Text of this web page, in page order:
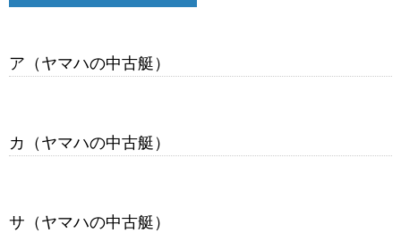
ア（ヤマハの中古艇）
カ（ヤマハの中古艇）
サ（ヤマハの中古艇）